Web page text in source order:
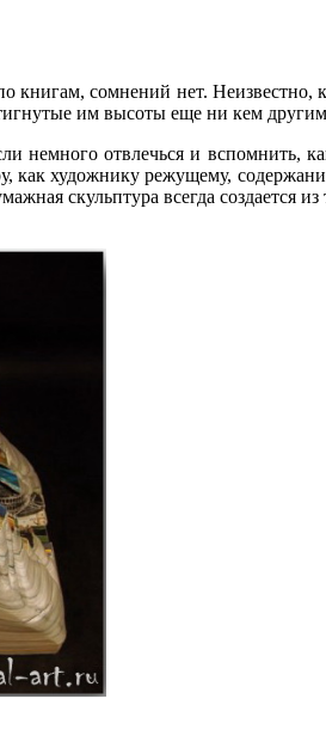
сомнений нет. Неизвестно,
им высоты еще ни кем
немного отвлечься и вспомнить,
как художнику режущему,
скульптура всегда создается из